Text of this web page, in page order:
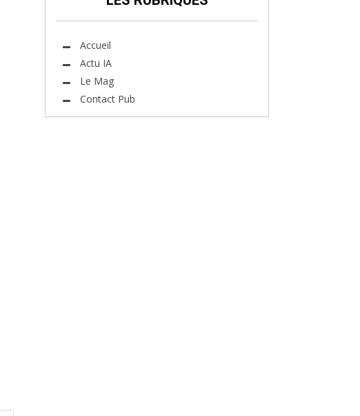
Accueil
Actu IA
Le Mag
Contact Pub